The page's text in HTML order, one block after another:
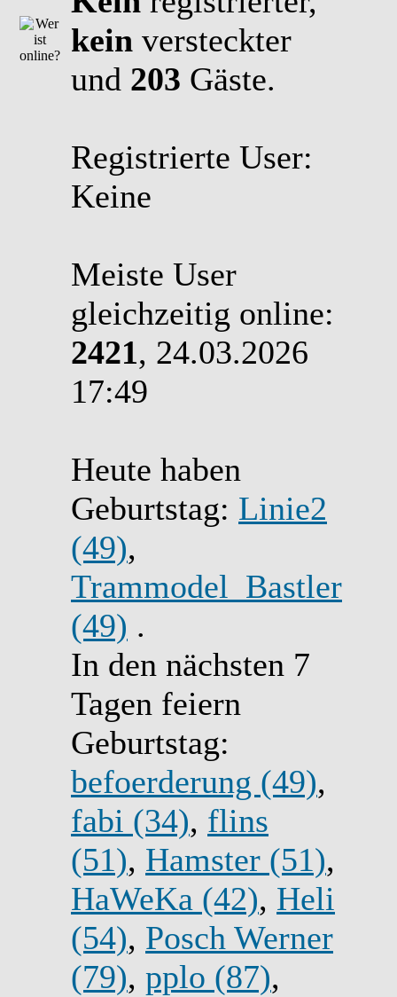
kein versteckter
und 203 Gäste.
Registrierte User:
Keine
Meiste User
gleichzeitig online:
2421, 24.03.2026
17:49
Heute haben
Geburtstag: Linie2
(49),
Trammodel_Bastler
(49) .
In den nächsten 7
Tagen feiern
Geburtstag:
befoerderung (49),
fabi (34), flins
(51), Hamster (51),
HaWeKa (42), Heli
(54), Posch Werner
(79), pplo (87),